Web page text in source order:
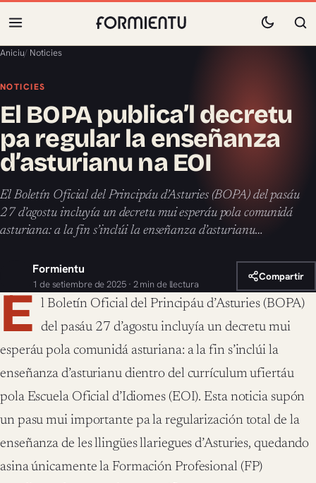
Aniciu/ Noticies
NOTICIES
El BOPA publica’l decretu
pa regular la enseñanza
d’asturianu na EOI
El Boletín Oficial del Principáu d’Asturies (BOPA) del pasáu
27 d’agostu incluyía un decretu mui esperáu pola comunidá
asturiana: a la fin s’inclúi la enseñanza d’asturianu…
Formientu
1 de setiembre de 2025 · 2 min de llectura
Compartir
E l Boletín Oficial del Principáu d’Asturies (BOPA)
del pasáu 27 d’agostu incluyía un decretu mui
esperáu pola comunidá asturiana: a la fin s’inclúi la
enseñanza d’asturianu dientro del currículum ufiertáu
pola Escuela Oficial d’Idiomes (EOI). Esta noticia supón
un pasu mui importante pa la regularización total de la
enseñanza de les llingües llariegues d’Asturies, quedando
asina únicamente la Formación Profesional (FP)